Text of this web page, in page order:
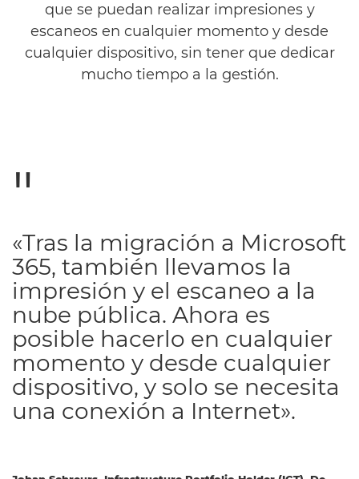
que se puedan realizar impresiones y
escaneos en cualquier momento y desde
cualquier dispositivo, sin tener que dedicar
mucho tiempo a la gestión.
«Tras la migración a Microsoft
365, también llevamos la
impresión y el escaneo a la
nube pública. Ahora es
posible hacerlo en cualquier
momento y desde cualquier
dispositivo, y solo se necesita
una conexión a Internet».